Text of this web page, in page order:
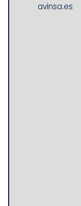
avinsa.es